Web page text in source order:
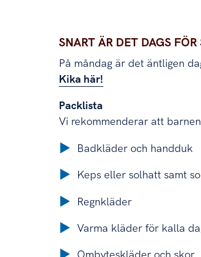
Snart är det dags för
SNART ÄR DET DAGS
På måndag är det äntligen
Kika här!
Packlista
Vi rekommenderar att
Badkläder och handduk
Keps eller solhatt samt
Regnkläder
Varma kläder för kalla